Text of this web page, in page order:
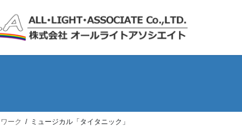
ワーク ミュージカル「タイタニック」